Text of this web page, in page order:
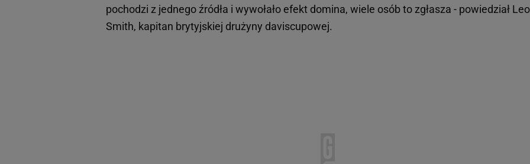
pochodzi z jednego źródła i wywołało efekt domina, wiele osób to zgłasza - powiedział
Smith, kapitan brytyjskiej drużyny daviscupowej.